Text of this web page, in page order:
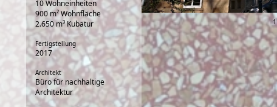
10 Wohneinheiten
900 m² Wohnfläche
2.650 m³ Kubatur
Fertigstellung
2017
Architekt
Büro für nachhaltige
Architektur
1